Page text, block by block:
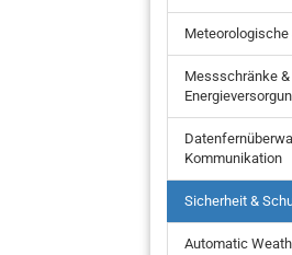
Meteorologische
Messschränke &
Kommunikation
Sicherheit &
Automatic